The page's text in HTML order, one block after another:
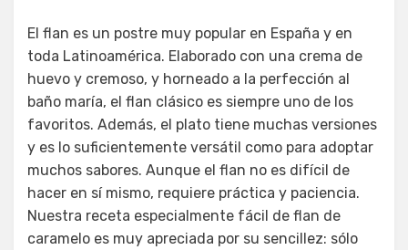
El flan es un postre muy popular en España y en
toda Latinoamérica. Elaborado con una crema de
huevo y cremoso, y horneado a la perfección al
baño maría, el flan clásico es siempre uno de los
favoritos. Además, el plato tiene muchas versiones
y es lo suficientemente versátil como para adoptar
muchos sabores. Aunque el flan no es difícil de
hacer en sí mismo, requiere práctica y paciencia.
Nuestra receta especialmente fácil de flan de
caramelo es muy apreciada por su sencillez: sólo